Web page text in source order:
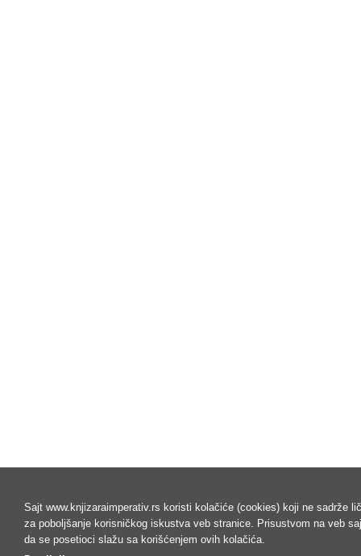
Sajt www.knjizaraimperativ.rs koristi kolačiće (cookies) koji ne sadrže
za poboljšanje korisničkog iskustva veb stranice. Prisustvom na veb
da se posetioci slažu sa korišćenjem ovih kolačića.